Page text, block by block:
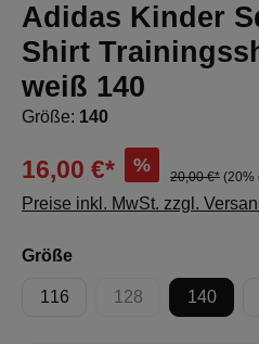
Adidas Kinder
Shirt
weiß 140
Größe: 140
16,00 €* %
20,00 €* (20%
Preise inkl. MwSt. zzgl.
Größeauswählen
116 128
(Diese Option ist
140